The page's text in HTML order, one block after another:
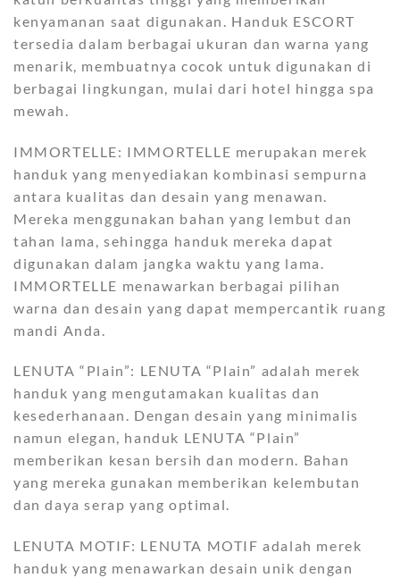
kenyamanan saat digunakan. Handuk ESCORT
tersedia dalam berbagai ukuran dan warna yang
menarik, membuatnya cocok untuk digunakan di
berbagai lingkungan, mulai dari hotel hingga spa
mewah.
IMMORTELLE: IMMORTELLE merupakan merek
handuk yang menyediakan kombinasi sempurna
antara kualitas dan desain yang menawan.
Mereka menggunakan bahan yang lembut dan
tahan lama, sehingga handuk mereka dapat
digunakan dalam jangka waktu yang lama.
IMMORTELLE menawarkan berbagai pilihan
warna dan desain yang dapat mempercantik ruang
mandi Anda.
LENUTA “Plain”: LENUTA “Plain” adalah merek
handuk yang mengutamakan kualitas dan
kesederhanaan. Dengan desain yang minimalis
namun elegan, handuk LENUTA “Plain”
memberikan kesan bersih dan modern. Bahan
yang mereka gunakan memberikan kelembutan
dan daya serap yang optimal.
LENUTA MOTIF: LENUTA MOTIF adalah merek
handuk yang menawarkan desain unik dengan